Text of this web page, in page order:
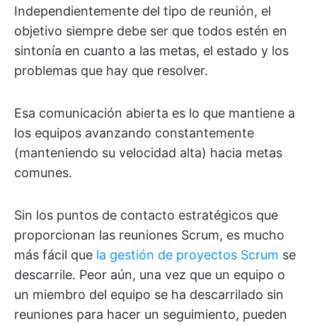
Independientemente del tipo de reunión, el
objetivo siempre debe ser que todos estén en
sintonía en cuanto a las metas, el estado y los
problemas que hay que resolver.
Esa comunicación abierta es lo que mantiene a
los equipos avanzando constantemente
(manteniendo su velocidad alta) hacia metas
comunes.
Sin los puntos de contacto estratégicos que
proporcionan las reuniones Scrum, es mucho
más fácil que la gestión de proyectos Scrum se
descarrile. Peor aún, una vez que un equipo o
un miembro del equipo se ha descarrilado sin
reuniones para hacer un seguimiento, pueden